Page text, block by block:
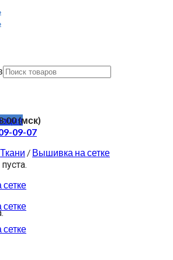
(мск)
09-07
Ткани / Вышивка на сетке